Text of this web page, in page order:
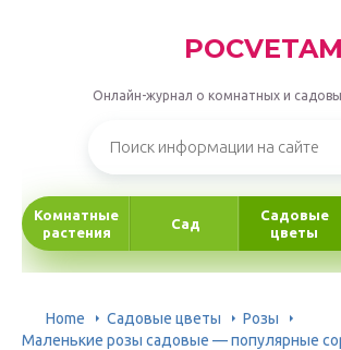
POCVETAM
Онлайн-журнал о комнатных и
Комнатные
растения
Сад
Садовые
цветы
Home Садовые цветы
Розы
Маленькие розы садовые — популярные